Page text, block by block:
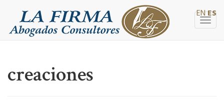
creaciones
ENES